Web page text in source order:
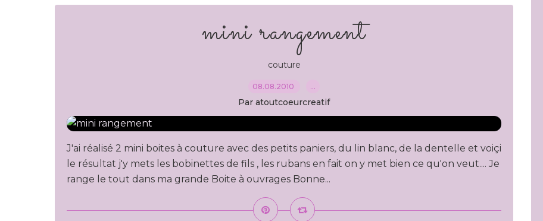
mini rangement
couture
08.08.2010 …
Par atoutcoeurcreatif
J'ai réalisé 2 mini boites à couture avec des petits paniers, du lin blanc, de la dentelle et voiçi
le résultat j'y mets les bobinettes de fils , les rubans en fait on y met bien ce qu'on veut.... Je
range le tout dans ma grande Boite à ouvrages Bonne...